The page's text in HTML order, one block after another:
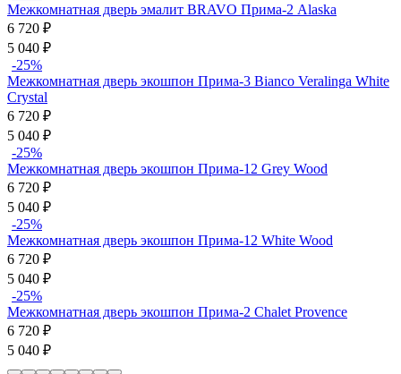
Межкомнатная дверь эмалит BRAVO Прима-2 Alaska
6 720 ₽
5 040 ₽
-25%
Межкомнатная дверь экошпон Прима-3 Bianco Veralinga White
Сrystal
6 720 ₽
5 040 ₽
-25%
Межкомнатная дверь экошпон Прима-12 Grey Wood
6 720 ₽
5 040 ₽
-25%
Межкомнатная дверь экошпон Прима-12 White Wood
6 720 ₽
5 040 ₽
-25%
Межкомнатная дверь экошпон Прима-2 Chalet Provence
6 720 ₽
5 040 ₽